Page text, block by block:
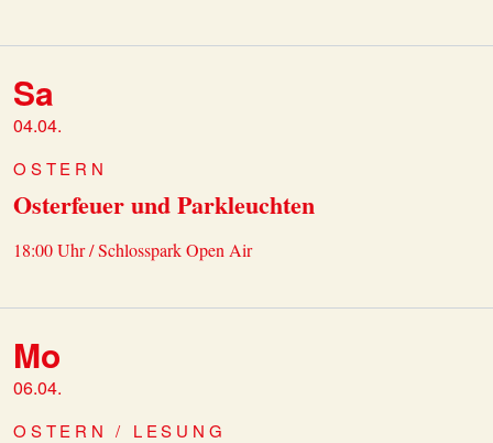
Sa
04.04.
OSTERN
Osterfeuer und Parkleuchten
18:00 Uhr / Schlosspark Open Air
Mo
06.04.
OSTERN / LESUNG